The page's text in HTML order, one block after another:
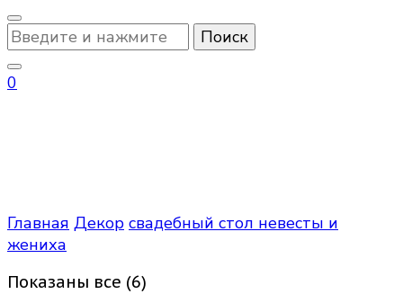
Ищите
что-
то?
0
Главная Декор свадебный стол невесты и
жениха
Показаны все (6)